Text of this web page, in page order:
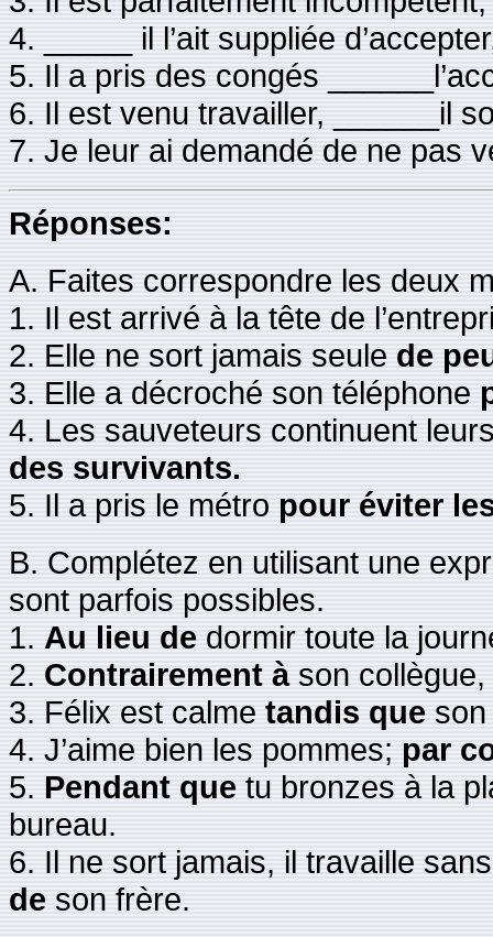
4. _____ il l’ait suppliée
5. Il a pris des congés
6. Il est venu travailler, ______il
7. Je leur ai demandé de ne pas
Réponses:
A. Faites correspondre les deux
1. Il est arrivé à la tête de
2. Elle ne sort jamais seule de
3. Elle a décroché son téléphone
4. Les sauveteurs continuent
des survivants.
5. Il a pris le métro pour éviter
B. Complétez en utilisant une
sont parfois possibles.
1. Au lieu de dormir toute la
2. Contrairement àson collègue,
3. Félix est calme tandis que
4. J’aime bien les pommes; par
5. Pendant que tu bronzes à la
bureau.
6. Il ne sort jamais, il travaille
de son frère.